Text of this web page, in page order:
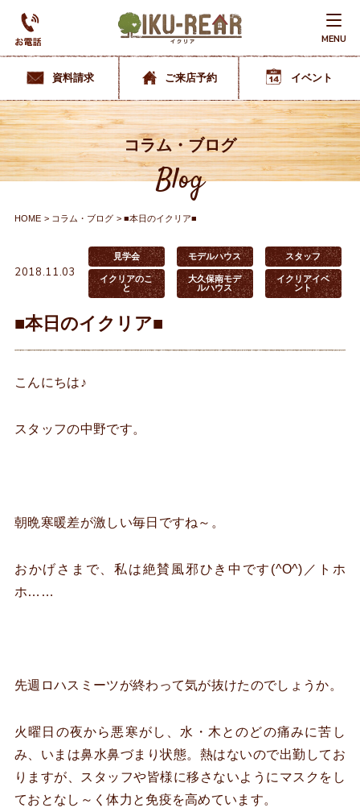
MENU
資料請求 ご来店予約 イベント
コラム・ブログ
Blog
HOME コラム・ブログ ■本日のイクリア■
2018.11.03
見学会 モデルハウス スタッフ
イクリアのこ
と
大久保南モデ
ルハウス
イクリアイベ
ント
■本日のイクリア■
こんにちは♪
スタッフの中野です。
朝晩寒暖差が激しい毎日ですね～。
おかげさまで、私は絶賛風邪ひき中です(^O^)／トホ
ホ……
先週ロハスミーツが終わって気が抜けたのでしょうか。
火曜日の夜から悪寒がし、水・木とのどの痛みに苦し
み、いまは鼻水鼻づまり状態。熱はないので出勤してお
りますが、スタッフや皆様に移さないようにマスクをし
ておとなし～く体力と免疫を高めています。